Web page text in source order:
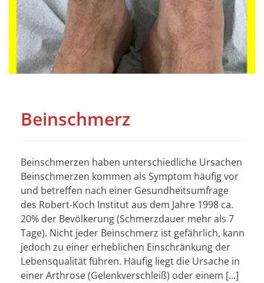
Beinschmerz
Beinschmerzen haben unterschiedliche Ursachen
Beinschmerzen kommen als Symptom häufig vor
und betreffen nach einer Gesundheitsumfrage
des Robert-Koch Institut aus dem Jahre 1998 ca.
20% der Bevölkerung (Schmerzdauer mehr als 7
Tage). Nicht jeder Beinschmerz ist gefährlich, kann
jedoch zu einer erheblichen Einschränkung der
Lebensqualität führen. Häufig liegt die Ursache in
einer Arthrose (Gelenkverschleiß) oder einem [...]